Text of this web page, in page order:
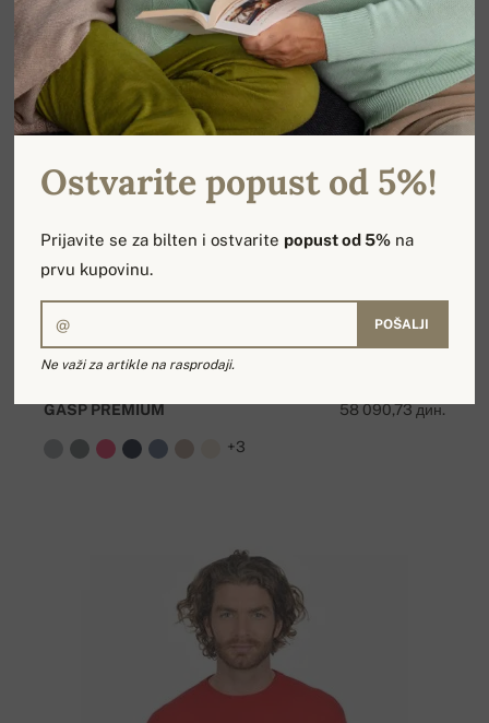
58 090,73 дин.
GASP PREMIUM
+3
Ostvarite popust od 5%!
Prijavite se za bilten i ostvarite popust od 5% na
prvu kupovinu.
POŠALJI
Ne važi za artikle na rasprodaji.